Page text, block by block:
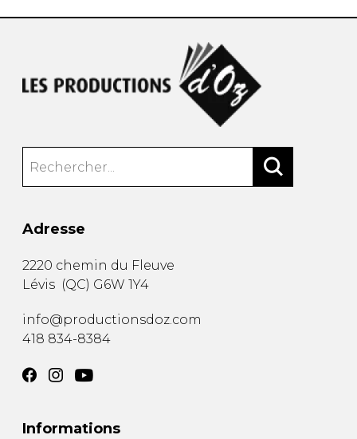
Adresse
2220 chemin du Fleuve
Lévis (QC) G6W 1Y4
info@productionsdoz.com
418 834-8384
Informations